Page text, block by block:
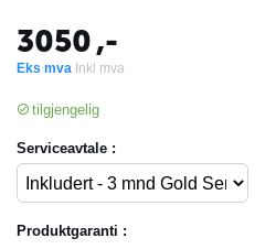
3050,-
Eks mva Inkl mva
tilgjengelig
Serviceavtale :
Produktgaranti :